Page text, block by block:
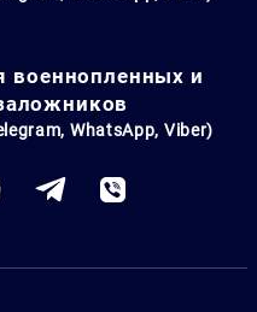
военнопленных и
WhatsApp, Viber)